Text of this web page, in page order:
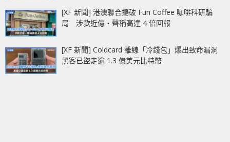
[XF 新聞] 港澳聯合搗破 Fun Coffee 咖啡科研騙
局 涉款近億‧聲稱高達 4 倍回報
[XF 新聞] Coldcard 離線「冷錢包」爆出致命漏洞
黑客已盜走逾 1.3 億美元比特幣